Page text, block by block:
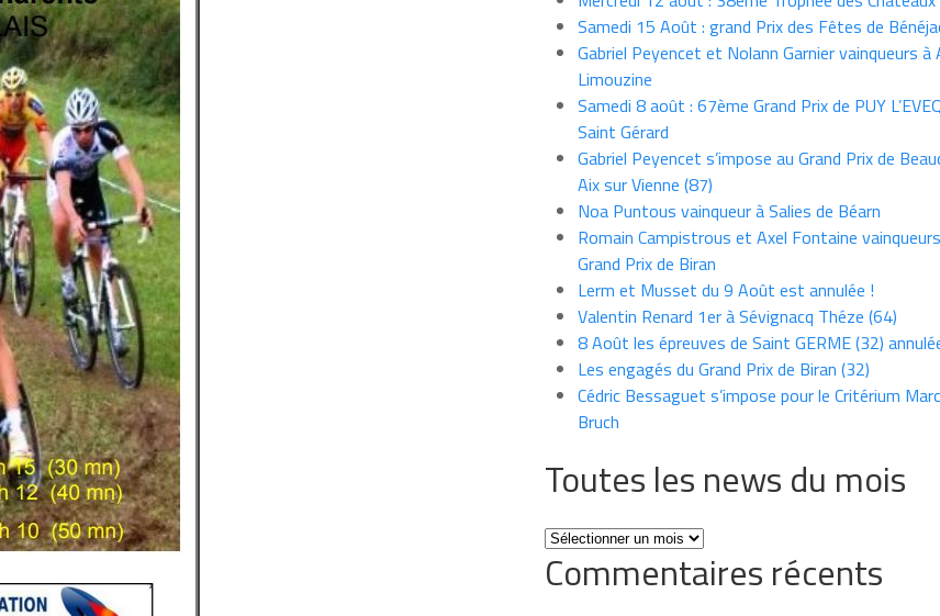
Samedi 15 Août : grand Prix des Fêtes de
Gabriel Peyencet et Nolann Garnier vainqueurs à
Limouzine
Samedi 8 août : 67ème Grand Prix de PUY
Saint Gérard
Gabriel Peyencet s’impose au Grand Prix de
Aix sur Vienne (87)
Noa Puntous vainqueur à Salies de Béarn
Romain Campistrous et Axel Fontaine
Grand Prix de Biran
Lerm et Musset du 9 Août est annulée !
Valentin Renard 1er à Sévignacq Théze (64)
8 Août les épreuves de Saint GERME (32)
Les engagés du Grand Prix de Biran (32)
Cédric Bessaguet s’impose pour le Critérium
Bruch
Toutes les news du mois
Toutes
les
news
Commentaires récents